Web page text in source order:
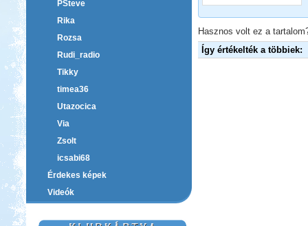
PSteve
Rika
Rozsa
Rudi_radio
Tikky
timea36
Utazocica
Via
Zsolt
icsabi68
Érdekes képek
Videók
Hasznos volt ez a
Így értékelték a többiek: